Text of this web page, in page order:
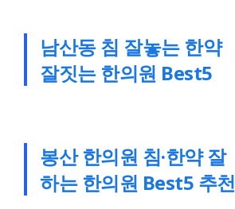
남산동 침 잘놓는 한약
잘짓는 한의원 Best5
봉산 한의원 침·한약 잘
하는 한의원 Best5 추천